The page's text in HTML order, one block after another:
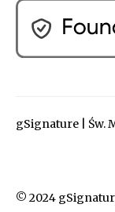
gSignature | Św.
© 2024